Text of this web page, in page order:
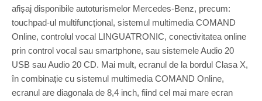
afișaj disponibile autoturismelor Mercedes-Benz, precum:
touchpad-ul multifuncțional, sistemul multimedia COMAND
Online, controlul vocal LINGUATRONIC, conectivitatea online
prin control vocal sau smartphone, sau sistemele Audio 20
USB sau Audio 20 CD. Mai mult, ecranul de la bordul Clasa X,
în combinație cu sistemul multimedia COMAND Online,
ecranul are diagonala de 8,4 inch, fiind cel mai mare ecran